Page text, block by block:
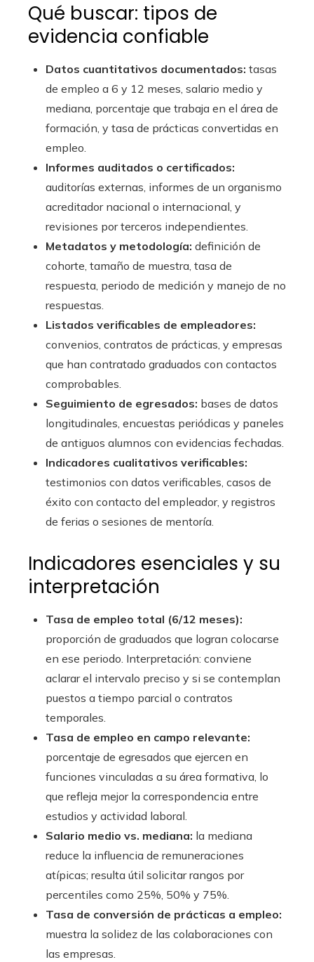
Qué buscar: tipos de
evidencia confiable
Datos cuantitativos documentados: tasas
de empleo a 6 y 12 meses, salario medio y
mediana, porcentaje que trabaja en el área de
formación, y tasa de prácticas convertidas en
empleo.
Informes auditados o certificados:
auditorías externas, informes de un organismo
acreditador nacional o internacional, y
revisiones por terceros independientes.
Metadatos y metodología: definición de
cohorte, tamaño de muestra, tasa de
respuesta, periodo de medición y manejo de no
respuestas.
Listados verificables de empleadores:
convenios, contratos de prácticas, y empresas
que han contratado graduados con contactos
comprobables.
Seguimiento de egresados: bases de datos
longitudinales, encuestas periódicas y paneles
de antiguos alumnos con evidencias fechadas.
Indicadores cualitativos verificables:
testimonios con datos verificables, casos de
éxito con contacto del empleador, y registros
de ferias o sesiones de mentoría.
Indicadores esenciales y su
interpretación
Tasa de empleo total (6/12 meses):
proporción de graduados que logran colocarse
en ese periodo. Interpretación: conviene
aclarar el intervalo preciso y si se contemplan
puestos a tiempo parcial o contratos
temporales.
Tasa de empleo en campo relevante:
porcentaje de egresados que ejercen en
funciones vinculadas a su área formativa, lo
que refleja mejor la correspondencia entre
estudios y actividad laboral.
Salario medio vs. mediana: la mediana
reduce la influencia de remuneraciones
atípicas; resulta útil solicitar rangos por
percentiles como 25%, 50% y 75%.
Tasa de conversión de prácticas a empleo:
muestra la solidez de las colaboraciones con
las empresas.